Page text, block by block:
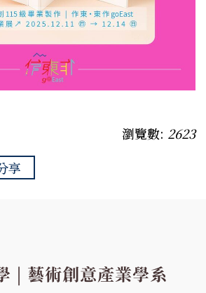
瀏覽數: 2623
享